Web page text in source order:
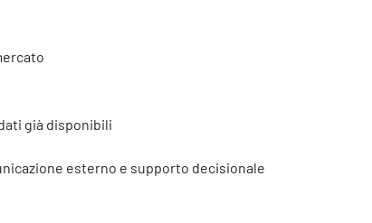
già disponibili
esterno e supporto decisionale